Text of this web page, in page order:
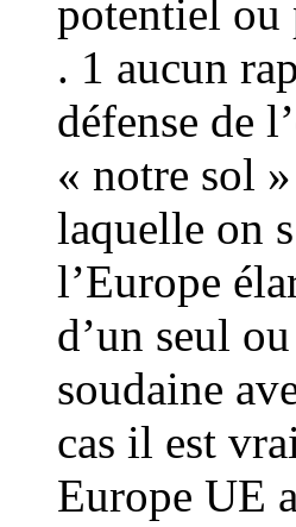
potentiel ou
. 1 aucun
défense de
« notre sol
laquelle on
l’Europe
d’un seul
soudaine
cas il est
Europe UE